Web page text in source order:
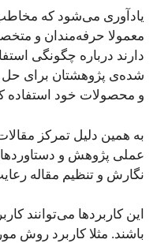
یادآوری می‌شود که
معمولا حرفه‌مندان و
دارند درباره چگونگی
شده‌ی پژوهشتان برای
و محصولات خود استفاده
به همین دلیل تمرکز
عملی پژوهش و
نگارش و تنظیم مقاله
این کاربردها می‌توانند
باشند. مثلا کاربرد روش